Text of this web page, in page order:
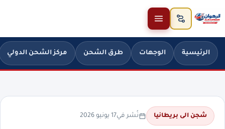
تخطَّ إلى المحتوى
الرئيسية الوجهات طرق الشحن مركز الشحن الدولي
شجن الى بريطانيا نُشر في17 يونيو 2026